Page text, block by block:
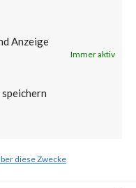
Anzeige
Immer aktiv
diese Zwecke
been
According